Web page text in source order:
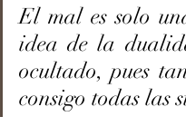
El mal es solo
idea de la
ocultado, pues
consigo todas las